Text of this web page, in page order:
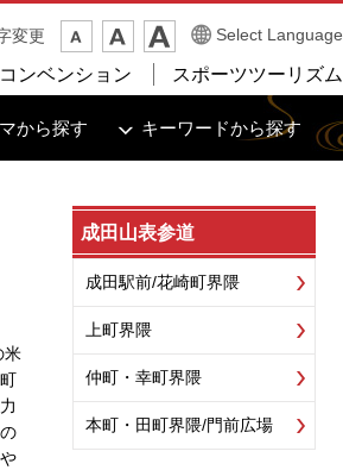
変更 Select Language
コンベンション スポーツツーリズム
から探す キーワードから探す
米
成田山表参道
成田駅前/花崎町界隈
上町界隈
仲町・幸町界隈
本町・田町界隈/門前広場